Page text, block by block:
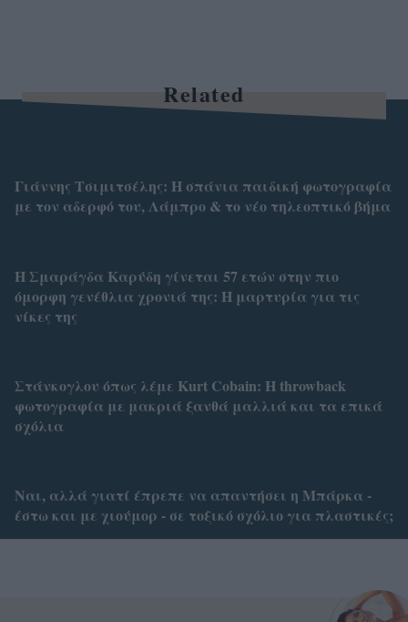
Related
Γιάννης Τσιμιτσέλης: Η σπάνια παιδική φωτογραφία
με τον αδερφό του, Λάμπρο & το νέο τηλεοπτικό βήμα
Η Σμαράγδα Καρύδη γίνεται 57 ετών στην πιο
όμορφη γενέθλια χρονιά της: Η μαρτυρία για τις
νίκες της
Στάνκογλου όπως λέμε Kurt Cobain: H throwback
φωτογραφία με μακριά ξανθά μαλλιά και τα επικά
σχόλια
Ναι, αλλά γιατί έπρεπε να απαντήσει η Μπάρκα -
έστω και με χιούμορ - σε τοξικό σχόλιο για πλαστικές;